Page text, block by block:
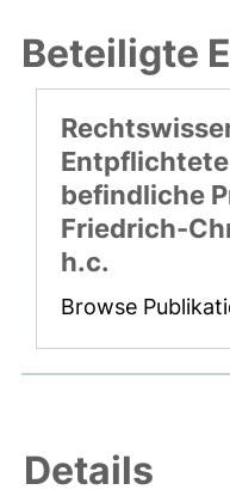
Beteiligte
befindliche
Friedrich-
h.c.
Browse
Details